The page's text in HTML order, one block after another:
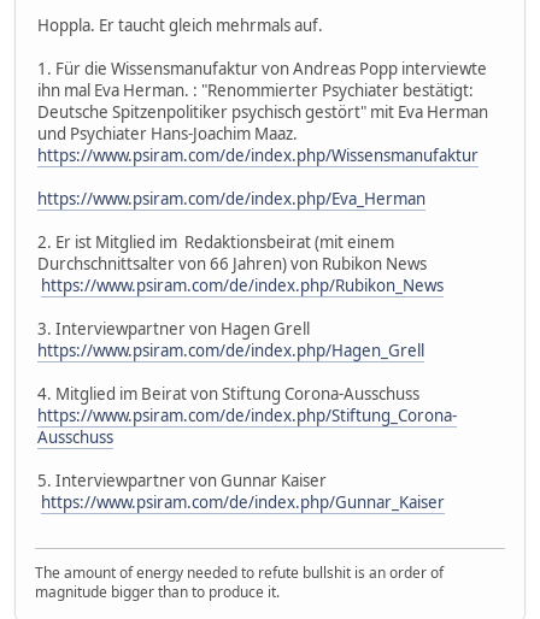
Hoppla. Er taucht gleich mehrmals auf.
1. Für die Wissensmanufaktur von Andreas Popp interviewte
ihn mal Eva Herman. : "Renommierter Psychiater bestätigt:
Deutsche Spitzenpolitiker psychisch gestört" mit Eva Herman
und Psychiater Hans-Joachim Maaz.
https://www.psiram.com/de/index.php/Wissensmanufaktur
https://www.psiram.com/de/index.php/Eva_Herman
2. Er ist Mitglied im Redaktionsbeirat (mit einem
Durchschnittsalter von 66 Jahren) von Rubikon News
https://www.psiram.com/de/index.php/Rubikon_News
3. Interviewpartner von Hagen Grell
https://www.psiram.com/de/index.php/Hagen_Grell
4. Mitglied im Beirat von Stiftung Corona-Ausschuss
https://www.psiram.com/de/index.php/Stiftung_Corona-
Ausschuss
5. Interviewpartner von Gunnar Kaiser
https://www.psiram.com/de/index.php/Gunnar_Kaiser
The amount of energy needed to refute bullshit is an order of
magnitude bigger than to produce it.